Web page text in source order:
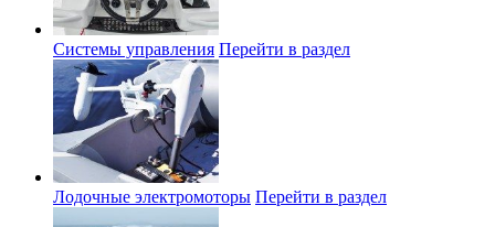
Системы управления Перейти в раздел
Лодочные электромоторы Перейти в раздел